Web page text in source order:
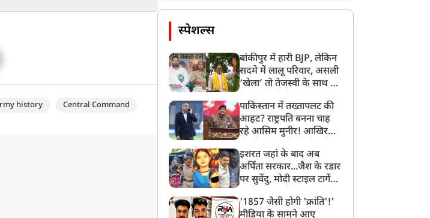
'जेन-जी' सच में हर तरह की
तकलीफ झेल रहे हैं
कैसे पलट गया निचली अदालत
history
Central Command
स्पेशल्स
बांकीपुर में हारी BJP, लेकिन
सदमे में लालू परिवार, असली
‘खेला’ तो तेजस्वी के साथ हो
पाकिस्तान में तख्तापलट की
आहट? राष्ट्रपति बनना चाह
रहे आसिम मुनीर! आखिर
बनाया मोहरा?
इशरत जहां के बाद अब
अर्पिता सरकार...जैश के रडार
पर सुवेंदु, मोदी स्टाइल टार्गेट
बड़ा एक्शन!
'1857 जैसी होगी 'क्रांति'!'
मीडिया के सामने आए